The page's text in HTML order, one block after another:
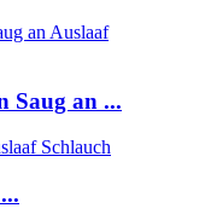
Saug an ...